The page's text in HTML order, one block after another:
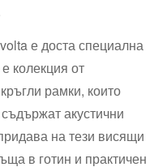
е доста специална
колекция от
рамки, които
акустични
на тези висящи
в готин и практичен